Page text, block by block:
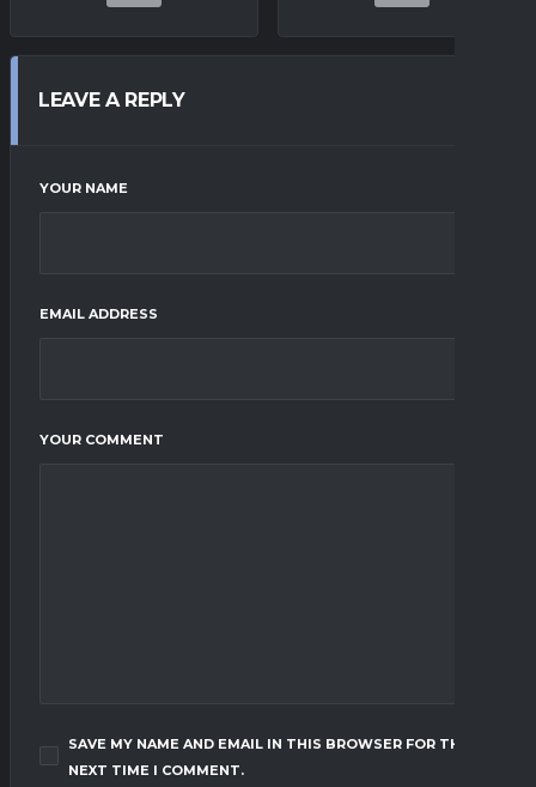
LEAVE A REPLY
YOUR NAME
EMAIL ADDRESS
YOUR COMMENT
SAVE MY NAME AND EMAIL IN THIS BROWSER FOR THE
NEXT TIME I COMMENT.